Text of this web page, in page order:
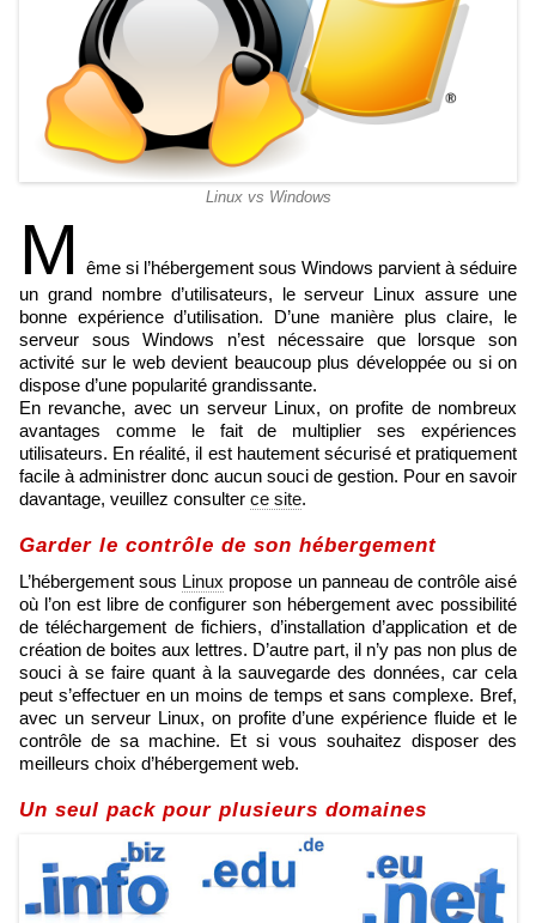
Linux vs Windows
M
ême si l’hébergement sous Windows parvient à séduire
un grand nombre d’utilisateurs, le serveur Linux assure une
bonne expérience d’utilisation. D’une manière plus claire, le
serveur sous Windows n’est nécessaire que lorsque son
activité sur le web devient beaucoup plus développée ou si on
dispose d’une popularité grandissante.
En revanche, avec un serveur Linux, on profite de nombreux
avantages comme le fait de multiplier ses expériences
utilisateurs. En réalité, il est hautement sécurisé et pratiquement
facile à administrer donc aucun souci de gestion. Pour en savoir
davantage, veuillez consulter ce site.
Garder le contrôle de son hébergement
L’hébergement sous Linux propose un panneau de contrôle aisé
où l’on est libre de configurer son hébergement avec possibilité
de téléchargement de fichiers, d’installation d’application et de
création de boites aux lettres. D’autre part, il n’y pas non plus de
souci à se faire quant à la sauvegarde des données, car cela
peut s’effectuer en un moins de temps et sans complexe. Bref,
avec un serveur Linux, on profite d’une expérience fluide et le
contrôle de sa machine. Et si vous souhaitez disposer des
meilleurs choix d’hébergement web.
Un seul pack pour plusieurs domaines